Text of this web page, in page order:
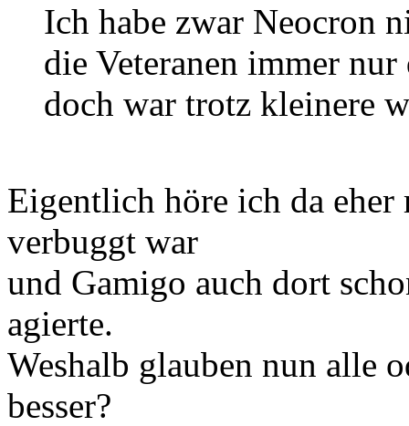
Ich habe zwar Neocron
die Veteranen immer
doch war trotz kleinere
Eigentlich höre ich da eher
verbuggt war
und Gamigo auch dort
agierte.
Weshalb glauben nun alle
besser?